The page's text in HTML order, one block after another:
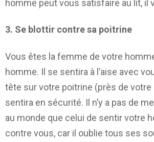
homme peut vous satisfaire au lit, il
3. Se blottir contre sa poitrine
Vous êtes la femme de votre
homme. Il se sentira à l’aise avec
tête sur votre poitrine (près de
sentira en sécurité. Il n’y a pas de
au monde que celui de sentir votre
contre vous, car il oublie tous ses